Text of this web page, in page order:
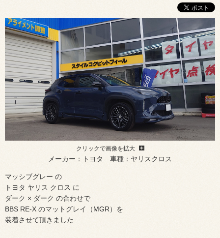
クリックで画像を拡大
メーカー：トヨタ 車種：ヤリスクロス
マッシブグレー の
トヨタ ヤリス クロス に
ダーク × ダーク の合わせで
BBS RE-X のマットグレイ（MGR）を
装着させて頂きました